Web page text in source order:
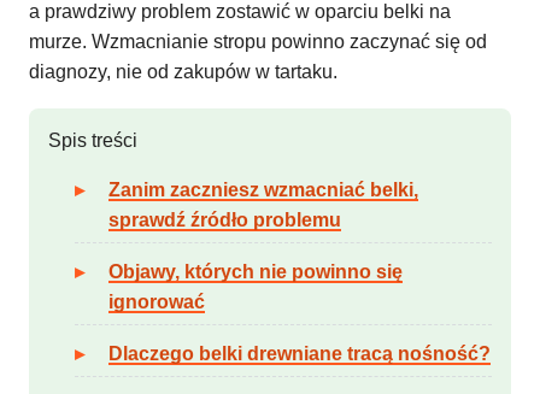
a prawdziwy problem zostawić w oparciu belki na
murze. Wzmacnianie stropu powinno zaczynać się od
diagnozy, nie od zakupów w tartaku.
Spis treści
Zanim zaczniesz wzmacniać belki,
sprawdź źródło problemu
Objawy, których nie powinno się
ignorować
Dlaczego belki drewniane tracą nośność?